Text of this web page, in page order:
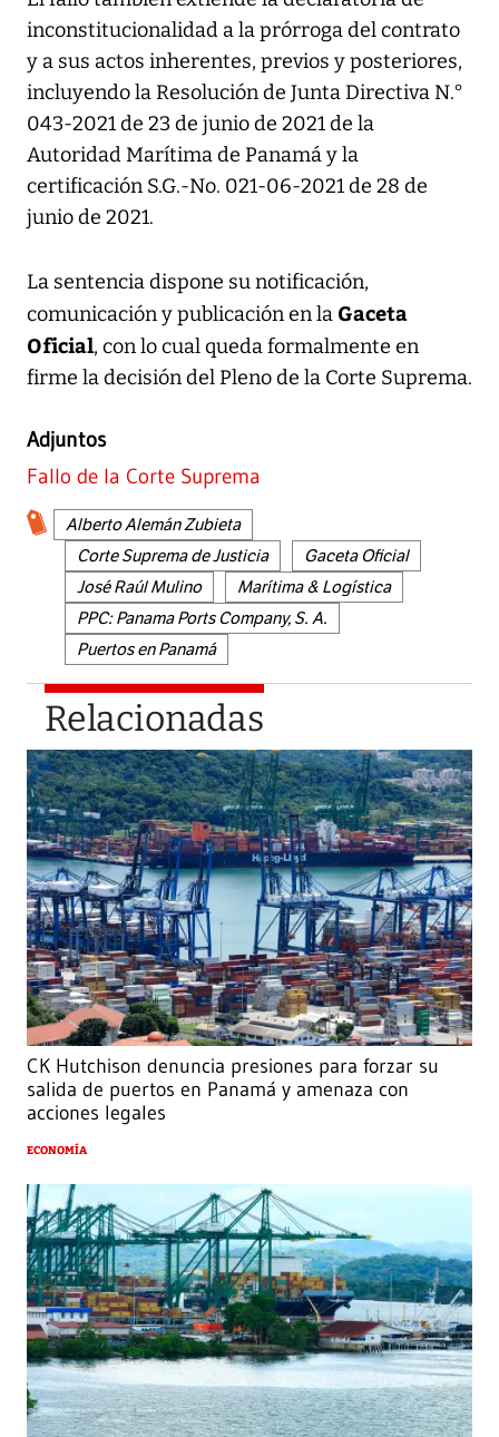
inconstitucionalidad a la prórroga del contrato
y a sus actos inherentes, previos y posteriores,
incluyendo la Resolución de Junta Directiva N.°
043-2021 de 23 de junio de 2021 de la
Autoridad Marítima de Panamá y la
certificación S.G.-No. 021-06-2021 de 28 de
junio de 2021.
La sentencia dispone su notificación,
comunicación y publicación en la Gaceta
Oficial, con lo cual queda formalmente en
firme la decisión del Pleno de la Corte Suprema.
Adjuntos
Fallo de la Corte Suprema
Alberto Alemán Zubieta
Corte Suprema de Justicia
Gaceta Oficial
José Raúl Mulino
Marítima & Logística
PPC: Panama Ports Company, S. A.
Puertos en Panamá
Relacionadas
CK Hutchison denuncia presiones para forzar su
salida de puertos en Panamá y amenaza con
acciones legales
ECONOMÍA